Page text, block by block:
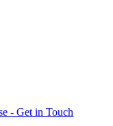
- Get in Touch